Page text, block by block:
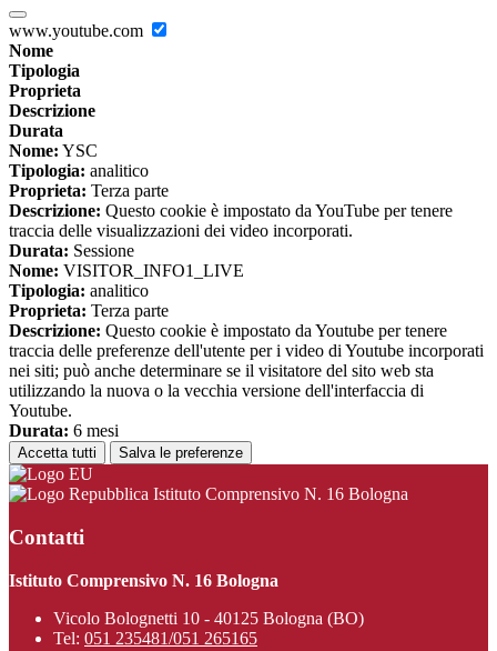
www.youtube.com
Nome
Tipologia
Proprieta
Descrizione
Durata
Nome: YSC
Tipologia: analitico
Proprieta: Terza parte
Descrizione: Questo cookie è impostato da YouTube per tenere
traccia delle visualizzazioni dei video incorporati.
Durata: Sessione
Nome: VISITOR_INFO1_LIVE
Tipologia: analitico
Proprieta: Terza parte
Descrizione: Questo cookie è impostato da Youtube per tenere
traccia delle preferenze dell'utente per i video di Youtube incorporati
nei siti; può anche determinare se il visitatore del sito web sta
utilizzando la nuova o la vecchia versione dell'interfaccia di
Youtube.
Durata: 6 mesi
Accetta tutti Salva le preferenze
Istituto Comprensivo N. 16 Bologna
Contatti
Istituto Comprensivo N. 16 Bologna
Vicolo Bolognetti 10 - 40125 Bologna (BO)
Tel: 051 235481/051 265165